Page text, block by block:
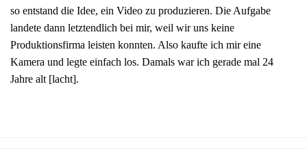
so entstand die Idee, ein Video zu produzieren. Die Aufgabe
landete dann letztendlich bei mir, weil wir uns keine
Produktionsfirma leisten konnten. Also kaufte ich mir eine
Kamera und legte einfach los. Damals war ich gerade mal 24
Jahre alt [lacht].